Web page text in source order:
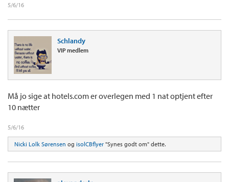
5/6/16
Schlandy
VIP medlem
Må jo sige at hotels.com er overlegen med 1 nat optjent efter
10 nætter
5/6/16
Nicki Lolk Sørensen og isolCBflyer "Synes godt om" dette.